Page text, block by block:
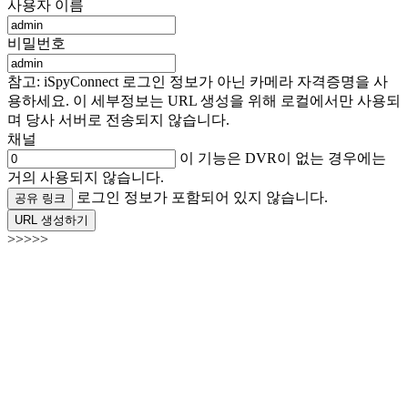
사용자 이름
비밀번호
참고: iSpyConnect 로그인 정보가 아닌 카메라 자격증명을 사
용하세요. 이 세부정보는 URL 생성을 위해 로컬에서만 사용되
며 당사 서버로 전송되지 않습니다.
채널
이 기능은 DVR이 없는 경우에는
거의 사용되지 않습니다.
공유 링크 로그인 정보가 포함되어 있지 않습니다.
URL 생성하기
>>>>>